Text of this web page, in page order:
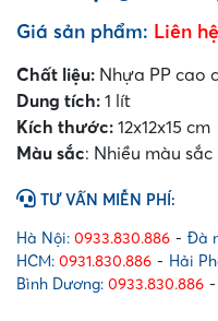
Giá sản phẩm: Liên hệ
Chất liệu: Nhựa PP cao
Dung tích: 1 lít
Kích thước: 12x12x15 cm
Màu sắc: Nhiều màu sắc
TƯ VẤN MIỄN PHÍ:
Hà Nội: 0933.830.886 - Đà
HCM: 0931.830.886 - Hải
Bình Dương: 0933.830.886 -